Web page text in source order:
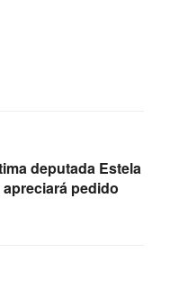
deputada Estela
pedido